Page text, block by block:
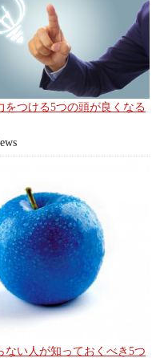
をつける5つの頭が良くなる
ない人が知っておくべき5つ